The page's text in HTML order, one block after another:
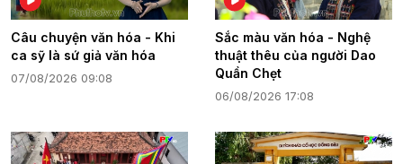
Câu chuyện văn hóa - Khi
ca sỹ là sứ giả văn hóa
07/08/2026 09:08
Sắc màu văn hóa - Nghệ
thuật thêu của người Dao
Quần Chẹt
06/08/2026 17:08